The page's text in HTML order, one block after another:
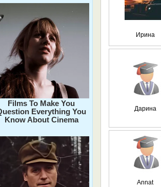
Films To Make You
Everything You
Know About Cinema
Ирина
Дарина
Annat